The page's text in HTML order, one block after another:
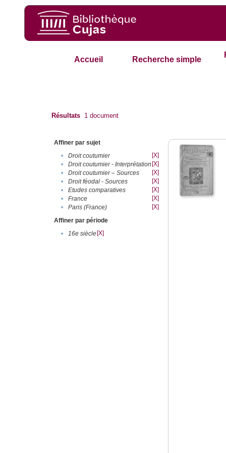
Accueil Recherche simple
Résultats 1 document
Affiner par sujet
•
Droit coutumier
[X]
•
Droit coutumier - Interprétation [X]
•
Droit coutumier – Sources
[X]
•
Droit féodal - Sources
[X]
•
Etudes comparatives
[X]
•
France
[X]
•
Paris (France)
[X]
Affiner par période
•
16e siècle[X]